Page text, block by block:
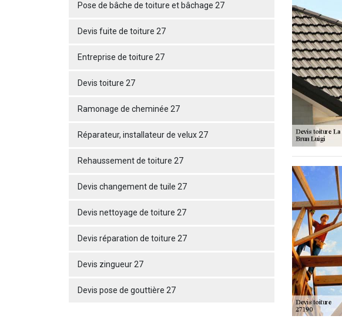
Pose de bâche de toiture et bâchage 27
Devis fuite de toiture 27
Entreprise de toiture 27
Devis toiture 27
Ramonage de cheminée 27
Réparateur, installateur de velux 27
Rehaussement de toiture 27
Devis changement de tuile 27
Devis nettoyage de toiture 27
Devis réparation de toiture 27
Devis zingueur 27
Devis pose de gouttière 27